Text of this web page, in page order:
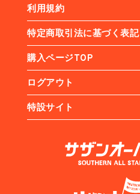
利用規約
特定商取引法に基づく表記
購入ページTOP
ログアウト
特設サイト